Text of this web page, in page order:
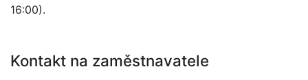
16:00).
Kontakt na zaměstnavatele